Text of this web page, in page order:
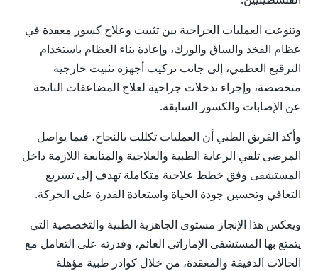
وتنوعت العمليات الجراحية بين تثبيت وعلاج كسور معقدة في
عظام الفخذ والساق والورك، وإعادة بناء العظام باستخدام
الترقيع العظمي، إلى جانب تركيب أجهزة تثبيت خارجية
متخصصة، وإجراء تدخلات جراحية لعلاج المضاعفات الناتجة
عن الإصابات والكسور السابقة.
وأكد الفريق الطبي أن العمليات تكللت بالنجاح، فيما يواصل
المرضى تلقي الرعاية الطبية والعلاجية والمتابعة اللازمة داخل
المستشفى وفق خطط علاجية متكاملة تهدف إلى تسريع
التعافي وتحسين جودة الحياة واستعادة القدرة على الحركة.
ويعكس هذا الإنجاز مستوى الجاهزية الطبية والتخصصية التي
يتمتع بها المستشفى الإماراتي العائم، وقدرته على التعامل مع
الحالات الدقيقة والمعقدة، من خلال كوادر طبية مؤهلة